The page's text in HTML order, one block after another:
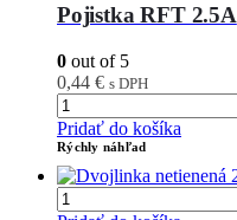
Pojistka RFT 2.5A
0 out of 5
0,44 € s DPH
Pridať do košíka
Rýchly náhľad